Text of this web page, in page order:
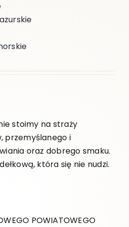
stoimy na straży
przemyślanego i
oraz dobrego smaku.
która się nie nudzi.
POWIATOWEGO